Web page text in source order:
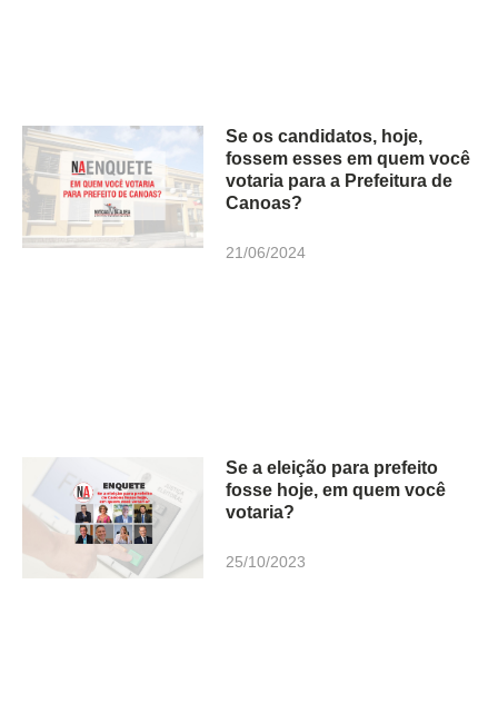
Se os candidatos, hoje,
fossem esses em quem você
votaria para a Prefeitura de
Canoas?
21/06/2024
Se a eleição para prefeito
fosse hoje, em quem você
votaria?
25/10/2023